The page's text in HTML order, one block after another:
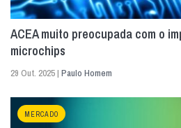
ACEA muito preocupada com o
microchips
29 Out. 2025 | Paulo Homem
MERCADO